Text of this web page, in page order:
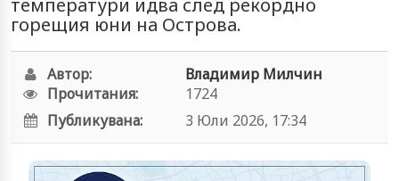
температури идва след рекордно
горещия юни на Острова.
Автор:
Владимир Милчин
Прочитания:
1724
Публикувана:
3 Юли 2026, 17:34